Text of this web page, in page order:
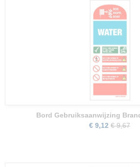
Bord Gebruiksaanwijzing
€ 9,12 € 9,67